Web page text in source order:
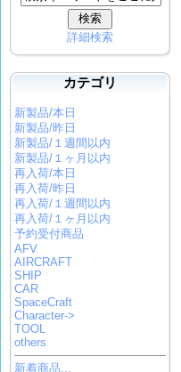
詳細検索
カテゴリ
新製品/本日
新製品/昨日
新製品/１週間以内
新製品/１ヶ月以内
再入荷/本日
再入荷/昨日
再入荷/１週間以内
再入荷/１ヶ月以内
予約受付商品
AFV
AIRCRAFT
SHIP
CAR
SpaceCraft
Character->
TOOL
others
新着商品...